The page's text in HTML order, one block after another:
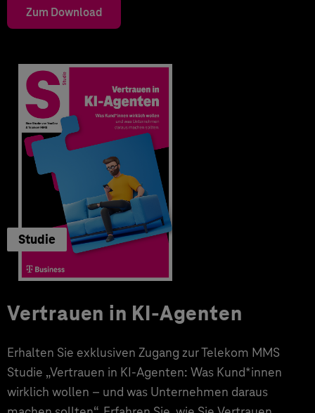
Zum Download
Studie
Vertrauen in KI-Agenten
Erhalten Sie exklusiven Zugang zur Telekom MMS
Studie „Vertrauen in KI-Agenten: Was Kund*innen
wirklich wollen – und was Unternehmen daraus